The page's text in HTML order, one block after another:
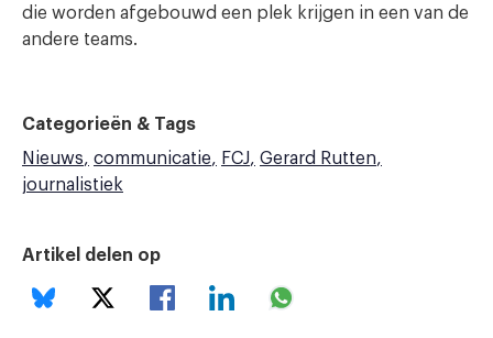
die worden afgebouwd een plek krijgen in een van de
andere teams.
Categorieën & Tags
Nieuws
communicatie FCJ
Gerard Rutten
journalistiek
Artikel delen op